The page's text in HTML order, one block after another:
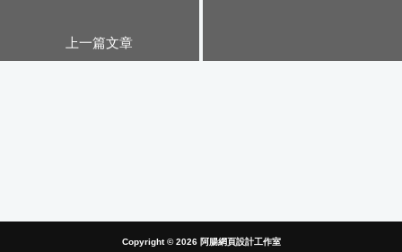
上一篇文章
Copyright © 2026 阿腸網頁設計工作室